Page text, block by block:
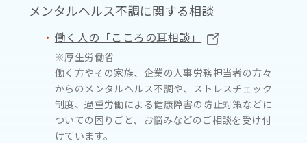
メンタルヘルス不調に関する相談
働く人の「こころの耳相談」
※厚生労働省
働く方やその家族、企業の人事労務担当者の方々
からのメンタルヘルス不調や、ストレスチェック
制度、過重労働による健康障害の防止対策などに
ついての困りごと、お悩みなどのご相談を受け付
けています。